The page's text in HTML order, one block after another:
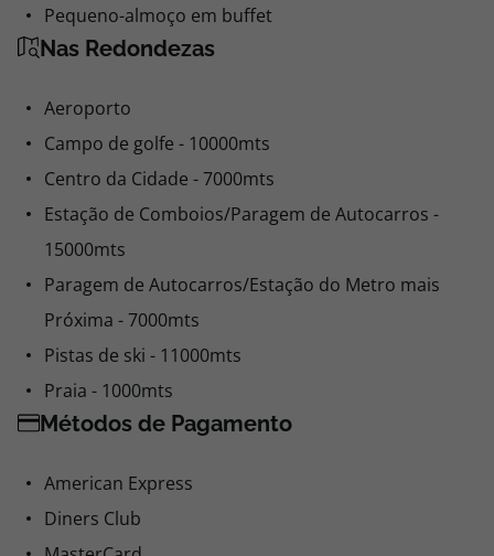
Pequeno-almoço em buffet
Nas Redondezas
Aeroporto
Campo de golfe - 10000mts
Centro da Cidade - 7000mts
Estação de Comboios/Paragem de Autocarros -
15000mts
Paragem de Autocarros/Estação do Metro mais
Próxima - 7000mts
Pistas de ski - 11000mts
Praia - 1000mts
Métodos de Pagamento
American Express
Diners Club